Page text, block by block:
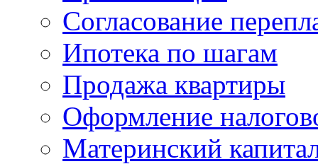
Согласование
Ипотека по шагам
Продажа квартиры
Оформление
Материнский